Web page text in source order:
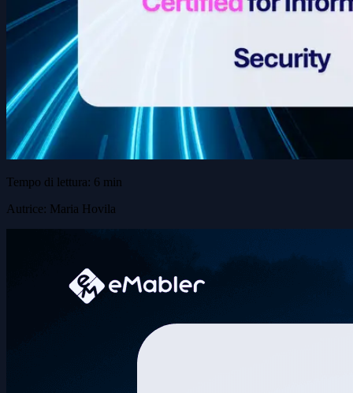
Tempo di lettura: 6 min
Autrice: Maria Hovila